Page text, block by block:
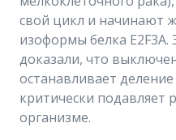
свой цикл и начинают
изоформы белка
доказали, что
останавливает
критически подавляет
организме.